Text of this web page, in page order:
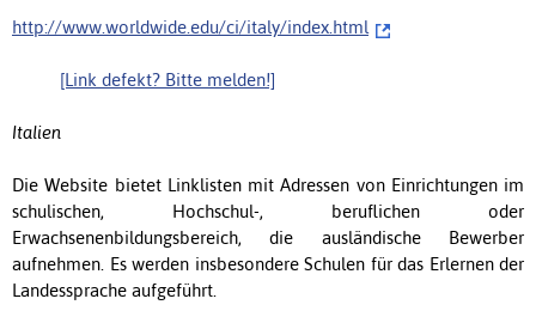
http://www.worldwide.edu/ci/italy/index.html
[Link defekt? Bitte melden!]
Italien
Die Website bietet Linklisten mit Adressen von Einrichtungen im
schulischen, Hochschul-, beruflichen oder
Erwachsenenbildungsbereich, die ausländische Bewerber
aufnehmen. Es werden insbesondere Schulen für das Erlernen der
Landessprache aufgeführt.